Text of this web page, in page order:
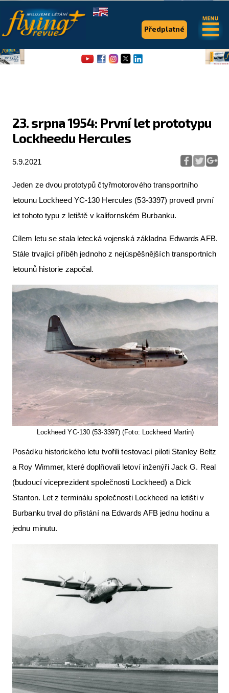
23. srpna 1954: První let prototypu
Lockheedu Hercules
5.9.2021
Jeden ze dvou prototypů čtyřmotorového transportního
letounu Lockheed YC-130 Hercules (53-3397) provedl první
let tohoto typu z letiště v kalifornském Burbanku.
Cílem letu se stala letecká vojenská základna Edwards AFB.
Stále trvající příběh jednoho z nejúspěšnějších transportních
letounů historie započal.
Lockheed YC-130 (53-3397) (Foto: Lockheed Martin)
Posádku historického letu tvořili testovací piloti Stanley Beltz
a Roy Wimmer, které doplňovali letoví inženýři Jack G. Real
(budoucí viceprezident společnosti Lockheed) a Dick
Stanton. Let z terminálu společnosti Lockheed na letišti v
Burbanku trval do přistání na Edwards AFB jednu hodinu a
jednu minutu.
Předplatné
.
Flying Revue
Pro piloty
Série & speciály
Letecká videa
Aktuální FR + archiv
VFR Communication app
The SAFE Guide app
Nabídky práce v letectví
Inzerujte s námi